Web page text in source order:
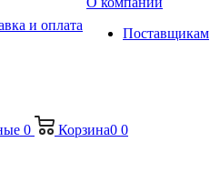
и оплата
Поставщикам
0 Корзина0 0